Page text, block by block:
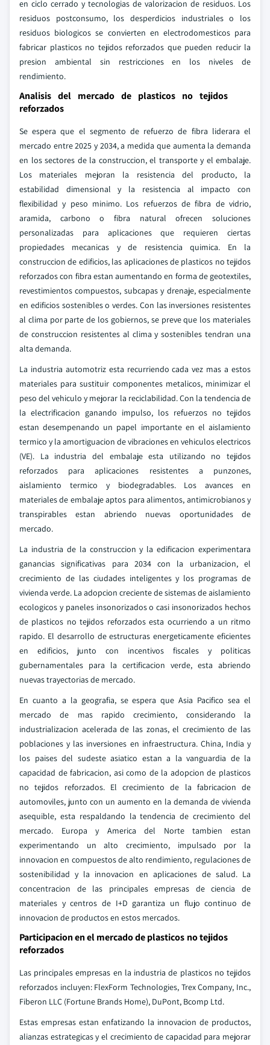
en ciclo cerrado y tecnologias de valorizacion de residuos. Los
residuos postconsumo, los desperdicios industriales o los
residuos biologicos se convierten en electrodomesticos para
fabricar plasticos no tejidos reforzados que pueden reducir la
presion ambiental sin restricciones en los niveles de
rendimiento.
Analisis del mercado de plasticos no tejidos
reforzados
Se espera que el segmento de refuerzo de fibra liderara el
mercado entre 2025 y 2034, a medida que aumenta la demanda
en los sectores de la construccion, el transporte y el embalaje.
Los materiales mejoran la resistencia del producto, la
estabilidad dimensional y la resistencia al impacto con
flexibilidad y peso minimo. Los refuerzos de fibra de vidrio,
aramida, carbono o fibra natural ofrecen soluciones
personalizadas para aplicaciones que requieren ciertas
propiedades mecanicas y de resistencia quimica. En la
construccion de edificios, las aplicaciones de plasticos no tejidos
reforzados con fibra estan aumentando en forma de geotextiles,
revestimientos compuestos, subcapas y drenaje, especialmente
en edificios sostenibles o verdes. Con las inversiones resistentes
al clima por parte de los gobiernos, se preve que los materiales
de construccion resistentes al clima y sostenibles tendran una
alta demanda.
La industria automotriz esta recurriendo cada vez mas a estos
materiales para sustituir componentes metalicos, minimizar el
peso del vehiculo y mejorar la reciclabilidad. Con la tendencia de
la electrificacion ganando impulso, los refuerzos no tejidos
estan desempenando un papel importante en el aislamiento
termico y la amortiguacion de vibraciones en vehiculos electricos
(VE). La industria del embalaje esta utilizando no tejidos
reforzados para aplicaciones resistentes a punzones,
aislamiento termico y biodegradables. Los avances en
materiales de embalaje aptos para alimentos, antimicrobianos y
transpirables estan abriendo nuevas oportunidades de
mercado.
La industria de la construccion y la edificacion experimentara
ganancias significativas para 2034 con la urbanizacion, el
crecimiento de las ciudades inteligentes y los programas de
vivienda verde. La adopcion creciente de sistemas de aislamiento
ecologicos y paneles insonorizados o casi insonorizados hechos
de plasticos no tejidos reforzados esta ocurriendo a un ritmo
rapido. El desarrollo de estructuras energeticamente eficientes
en edificios, junto con incentivos fiscales y politicas
gubernamentales para la certificacion verde, esta abriendo
nuevas trayectorias de mercado.
En cuanto a la geografia, se espera que Asia Pacifico sea el
mercado de mas rapido crecimiento, considerando la
industrializacion acelerada de las zonas, el crecimiento de las
poblaciones y las inversiones en infraestructura. China, India y
los paises del sudeste asiatico estan a la vanguardia de la
capacidad de fabricacion, asi como de la adopcion de plasticos
no tejidos reforzados. El crecimiento de la fabricacion de
automoviles, junto con un aumento en la demanda de vivienda
asequible, esta respaldando la tendencia de crecimiento del
mercado. Europa y America del Norte tambien estan
experimentando un alto crecimiento, impulsado por la
innovacion en compuestos de alto rendimiento, regulaciones de
sostenibilidad y la innovacion en aplicaciones de salud. La
concentracion de las principales empresas de ciencia de
materiales y centros de I+D garantiza un flujo continuo de
innovacion de productos en estos mercados.
Participacion en el mercado de plasticos no tejidos
reforzados
Las principales empresas en la industria de plasticos no tejidos
reforzados incluyen: FlexForm Technologies, Trex Company, Inc.,
Fiberon LLC (Fortune Brands Home), DuPont, Bcomp Ltd.
Estas empresas estan enfatizando la innovacion de productos,
alianzas estrategicas y el crecimiento de capacidad para mejorar